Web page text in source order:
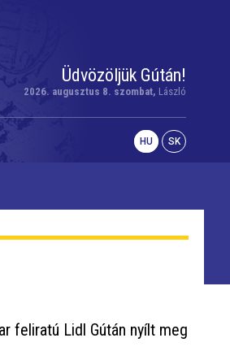
Üdvözöljük Gútán!
2026. augusztus 8. szombat, László
HU SK
feliratú Lidl Gútán nyílt meg